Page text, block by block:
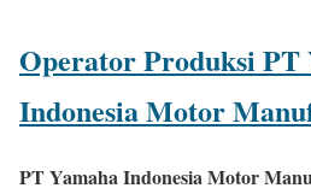
Operator Produksi PT
Indonesia Motor
PT Yamaha Indonesia Motor